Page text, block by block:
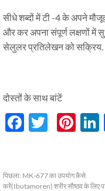
सीधे शब्दों में टी -4 के अपने
और कर अपना संपूर्ण लक्षणों में
सेलुलर प्रतिलेखन को सक्रिय.
दोस्तों के साथ बांटें
Facebook
पिछला: MK-677 का उपयोग कैसे
करें(Ibutamoren) शरीर सौष्ठव के लिए